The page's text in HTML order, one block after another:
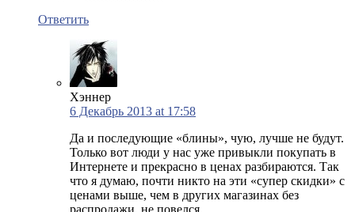
Ответить
Хэннер
6 Декабрь 2013 at 17:58
Да и последующие «блины», чую, лучше не будут.
Только вот люди у нас уже привыкли покупать в
Интернете и прекрасно в ценах разбираются. Так
что я думаю, почти никто на эти «супер скидки» с
ценами выше, чем в других магазинах без
распродажи, не повелся.